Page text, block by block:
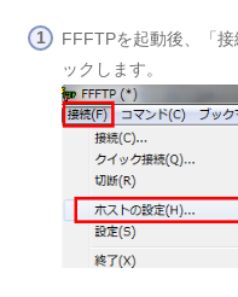
FFFTPを起動後、「
ックします。